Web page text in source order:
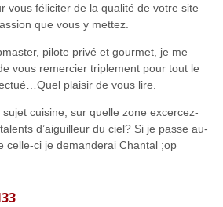
vous féliciter de la qualité de votre site
que vous y mettez.
pilote privé et gourmet, je me
vous remercier triplement pour tout le
plaisir de vous lire.
sujet cuisine, sur quelle zone excercez-
d’aiguilleur du ciel? Si je passe au-
celle-ci je demanderai Chantal ;op